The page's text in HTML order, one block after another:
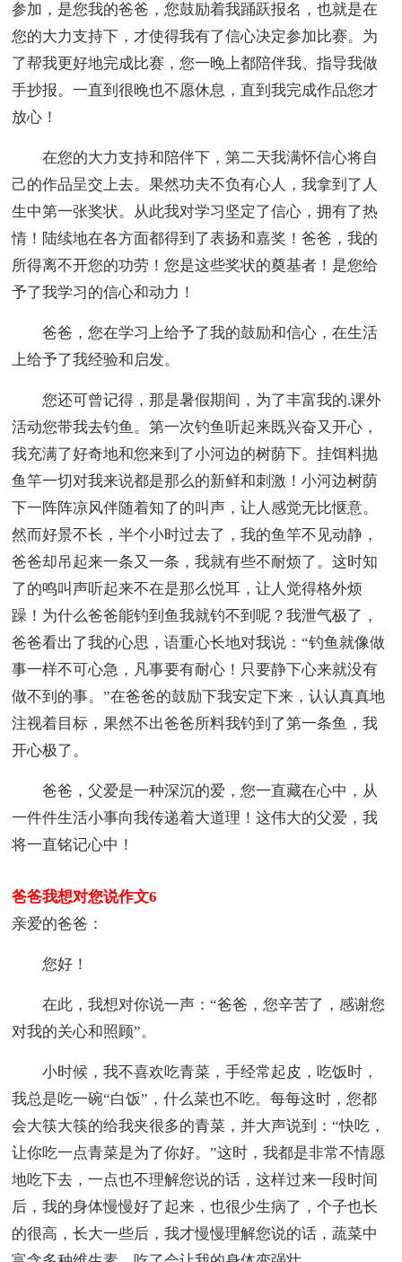
参加，是您我的爸爸，您鼓励着我踊跃报名，也就是在
您的大力支持下，才使得我有了信心决定参加比赛。为
了帮我更好地完成比赛，您一晚上都陪伴我、指导我做
手抄报。一直到很晚也不愿休息，直到我完成作品您才
放心！
在您的大力支持和陪伴下，第二天我满怀信心将自
己的作品呈交上去。果然功夫不负有心人，我拿到了人
生中第一张奖状。从此我对学习坚定了信心，拥有了热
情！陆续地在各方面都得到了表扬和嘉奖！爸爸，我的
所得离不开您的功劳！您是这些奖状的奠基者！是您给
予了我学习的信心和动力！
爸爸，您在学习上给予了我的鼓励和信心，在生活
上给予了我经验和启发。
您还可曾记得，那是暑假期间，为了丰富我的.课外
活动您带我去钓鱼。第一次钓鱼听起来既兴奋又开心，
我充满了好奇地和您来到了小河边的树荫下。挂饵料抛
鱼竿一切对我来说都是那么的新鲜和刺激！小河边树荫
下一阵阵凉风伴随着知了的叫声，让人感觉无比惬意。
然而好景不长，半个小时过去了，我的鱼竿不见动静，
爸爸却吊起来一条又一条，我就有些不耐烦了。这时知
了的鸣叫声听起来不在是那么悦耳，让人觉得格外烦
躁！为什么爸爸能钓到鱼我就钓不到呢？我泄气极了，
爸爸看出了我的心思，语重心长地对我说：“钓鱼就像做
事一样不可心急，凡事要有耐心！只要静下心来就没有
做不到的事。”在爸爸的鼓励下我安定下来，认认真真地
注视着目标，果然不出爸爸所料我钓到了第一条鱼，我
开心极了。
爸爸，父爱是一种深沉的爱，您一直藏在心中，从
一件件生活小事向我传递着大道理！这伟大的父爱，我
将一直铭记心中！
爸爸我想对您说作文6
亲爱的爸爸：
您好！
在此，我想对你说一声：“爸爸，您辛苦了，感谢您
对我的关心和照顾”。
小时候，我不喜欢吃青菜，手经常起皮，吃饭时，
我总是吃一碗“白饭”，什么菜也不吃。每每这时，您都
会大筷大筷的给我夹很多的青菜，并大声说到：“快吃，
让你吃一点青菜是为了你好。”这时，我都是非常不情愿
地吃下去，一点也不理解您说的话，这样过来一段时间
后，我的身体慢慢好了起来，也很少生病了，个子也长
的很高，长大一些后，我才慢慢理解您说的话，蔬菜中